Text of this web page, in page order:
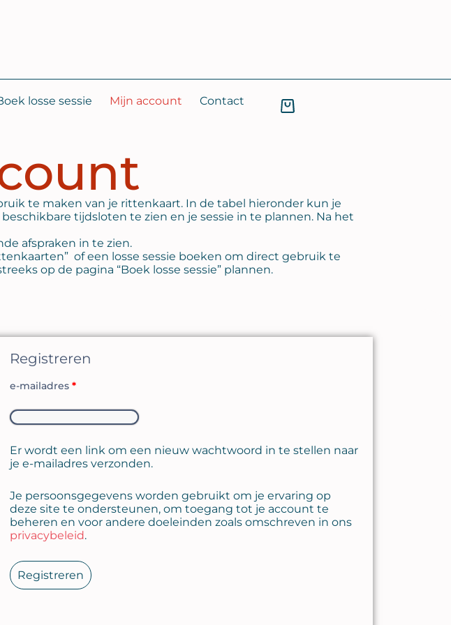
losse sessie Mijn account Contact
te maken van je rittenkaart. In de tabel hieronder kun je
tijdsloten te zien en je sessie in te plannen. Na het
afspraken in te zien.
of een losse sessie boeken om direct gebruik te
op de pagina “Boek losse sessie” plannen.
Registreren
e-mailadres *
Er wordt een link om een nieuw wachtwoord in te stellen naar
je e-mailadres verzonden.
Je persoonsgegevens worden gebruikt om je ervaring op
deze site te ondersteunen, om toegang tot je account te
beheren en voor andere doeleinden zoals omschreven in ons
privacybeleid.
Registreren